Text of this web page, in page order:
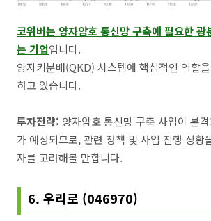
코위버는 양자암호 통신망 구축에 필요한 광
는 기업입니다.
양자키분배(QKD) 시스템에 핵심적인 역할
하고 있습니다.
투자전략: 양자암호 통신망 구축 사업이 본
가 예상되므로, 관련 정책 및 사업 진행 상황
자를 고려해볼 만합니다.
6. 우리로 (046970)